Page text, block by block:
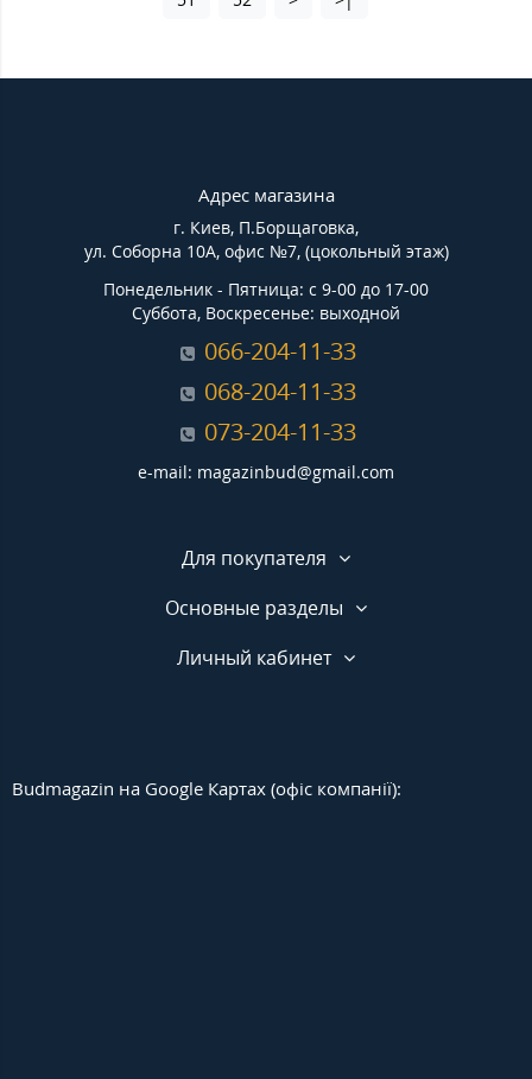
Адрес магазина
г. Киев, П.Борщаговка,
ул. Соборна 10А, офис №7, (цокольный этаж)
Понедельник - Пятница: с 9-00 до 17-00
Суббота, Воскресенье: выходной
066-204-11-33
068-204-11-33
073-204-11-33
e-mail: magazinbud@gmail.com
Для покупателя
Основные разделы
Личный кабинет
Budmagazin на Google Картах (офіс компанії):